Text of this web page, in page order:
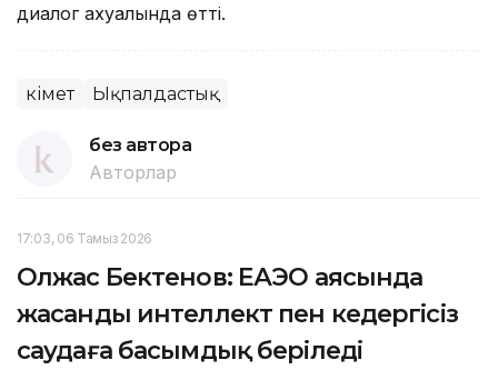
диалог ахуалында өтті.
Үкімет Ықпалдастық
без автора
Авторлар
17:03, 06 Тамыз 2026
Олжас Бектенов: ЕАЭО аясында
жасанды интеллект пен кедергісіз
саудаға басымдық беріледі